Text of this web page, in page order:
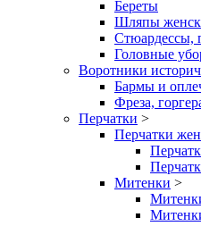
Береты
Шляпы
Стюардессы,
Головные
Воротники
Бармы и
Фреза,
Перчатки >
Перчатки
Митенки >